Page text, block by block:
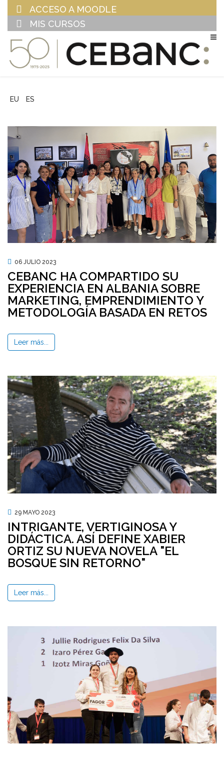
ACCESO A MOODLE
MIS CURSOS
EU ES
06 JULIO 2023
CEBANC HA COMPARTIDO SU
EXPERIENCIA EN ALBANIA SOBRE
MARKETING, EMPRENDIMIENTO Y
METODOLOGÍA BASADA EN RETOS
Leer más...
29 MAYO 2023
INTRIGANTE, VERTIGINOSA Y
DIDÁCTICA. ASÍ DEFINE XABIER
ORTIZ SU NUEVA NOVELA "EL
BOSQUE SIN RETORNO"
Leer más...